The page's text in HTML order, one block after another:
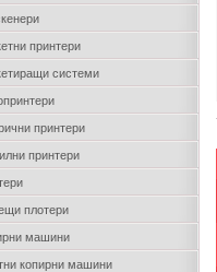
принтери
системи
принтери
принтери
плотери
машини
копирни машини